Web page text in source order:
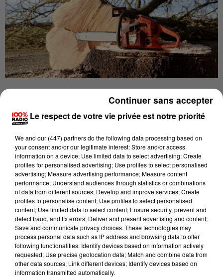
centenaires, à Montespan, dans le Comminges.
Une douzaine d’arbres leur appartenant"ont été
frauduleusement abattus et laissés sur place"nous
indiquent-ils. Une source proche de l'enquête nous
confirmait ce vendredi les faits, alors que les
propriétaires auraient été avisés le 10 avril dernier.
Les victimes ont déposé plainte à la gendarmerie et
ce sont les militaires de la communauté de brigades
de Salies-du-Salat qui ont été chargés de l'enquête
par le parquet de Saint-Gaudens. Des faits,
Le respect de votre vie privée est notre priorité
We and our (447) partnersdo the following data processing based on
your consent and/or our legitimate interest: Store and/or access
information on a device; Use limited data to select advertising; Create
profiles for personalised advertising; Use profiles to select personalised
advertising; Measure advertising performance; Measure content
performance; Understand audiences through statistics or combinations
of data from different sources; Develop and improve services; Create
profiles to personalise content; Use profiles to select personalised
content; Use limited data to select content; Ensure security, prevent and
detect fraud, and fix errors; Deliver and present advertising and content;
Save and communicate privacy choices. These technologies may
process personal data such as IP address and browsing data to offer
following functionalities: Identify devices based on information actively
requested; Use precise geolocation data; Match and combine data from
other data sources; Link different devices; Identify devices based on
information transmitted automatically.
Continuer sans accepter